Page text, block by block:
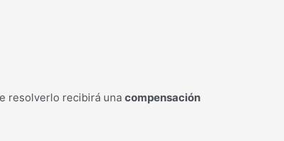
resolverlo recibirá una compensación